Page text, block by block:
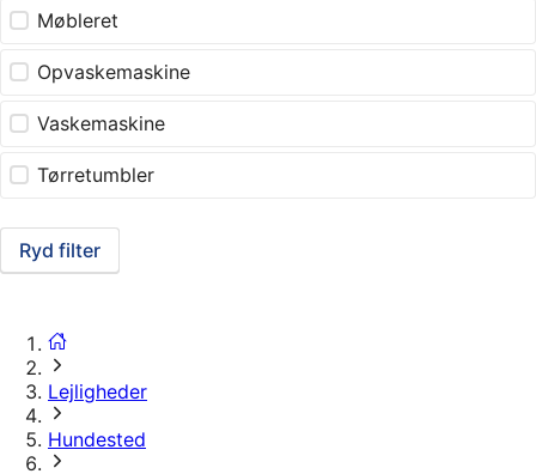
Møbleret
Opvaskemaskine
Vaskemaskine
Tørretumbler
Ryd filter
Lejligheder
Hundested